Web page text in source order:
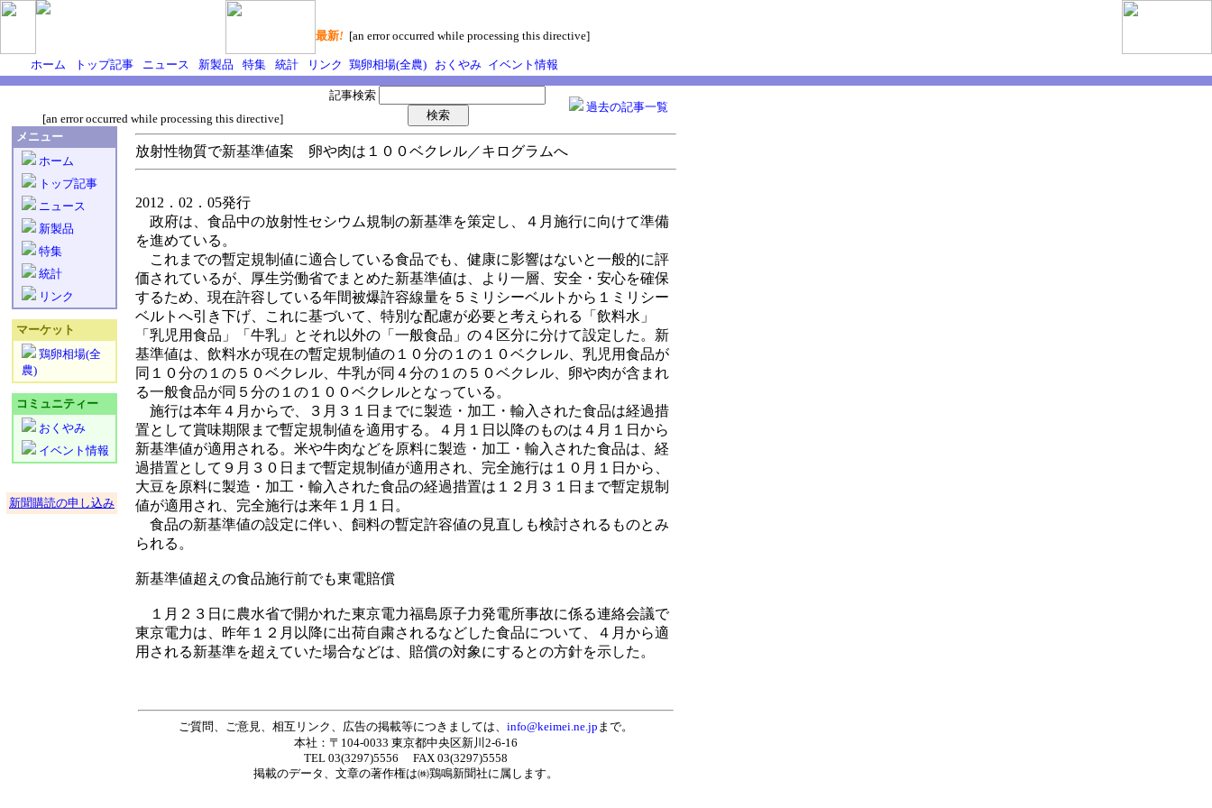
最新! [an error occurred while processing this directive]
ホーム トップ記事 ニュース 新製品 特集 統計 リンク 鶏卵相場(全農) おくやみ イベント情報
[an error occurred while processing this directive]
記事検索
過去の記事一覧
メニュー
ホーム
トップ記事
ニュース
新製品
特集
統計
リンク
マーケット
鶏卵相場(全
農)
コミュニティー
おくやみ
イベント情報
新聞購読の申し込み
放射性物質で新基準値案 卵や肉は１００ベクレル／キログラムへ
2012．02．05発行
政府は、食品中の放射性セシウム規制の新基準を策定し、４月施行に向けて準備
を進めている。
これまでの暫定規制値に適合している食品でも、健康に影響はないと一般的に評
価されているが、厚生労働省でまとめた新基準値は、より一層、安全・安心を確保
するため、現在許容している年間被爆許容線量を５ミリシーベルトから１ミリシー
ベルトへ引き下げ、これに基づいて、特別な配慮が必要と考えられる「飲料水」
「乳児用食品」「牛乳」とそれ以外の「一般食品」の４区分に分けて設定した。新
基準値は、飲料水が現在の暫定規制値の１０分の１の１０ベクレル、乳児用食品が
同１０分の１の５０ベクレル、牛乳が同４分の１の５０ベクレル、卵や肉が含まれ
る一般食品が同５分の１の１００ベクレルとなっている。
施行は本年４月からで、３月３１日までに製造・加工・輸入された食品は経過措
置として賞味期限まで暫定規制値を適用する。４月１日以降のものは４月１日から
新基準値が適用される。米や牛肉などを原料に製造・加工・輸入された食品は、経
過措置として９月３０日まで暫定規制値が適用され、完全施行は１０月１日から、
大豆を原料に製造・加工・輸入された食品の経過措置は１２月３１日まで暫定規制
値が適用され、完全施行は来年１月１日。
食品の新基準値の設定に伴い、飼料の暫定許容値の見直しも検討されるものとみ
られる。
新基準値超えの食品施行前でも東電賠償
１月２３日に農水省で開かれた東京電力福島原子力発電所事故に係る連絡会議で
東京電力は、昨年１２月以降に出荷自粛されるなどした食品について、４月から適
用される新基準を超えていた場合などは、賠償の対象にするとの方針を示した。
ご質問、ご意見、相互リンク、広告の掲載等につきましては、 info@keimei.ne.jp まで。
本社：〒104-0033 東京都中央区新川2-6-16
TEL 03(3297)5556 FAX 03(3297)5558
掲載のデータ 、 文章の著作権は㈱鶏鳴新聞社に属します。